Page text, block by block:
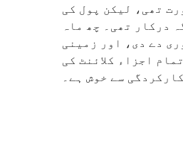
تھی، لیکن پول کی
درکار تھی۔ چھ ماہ
دے دی، اور زمینی
اجزاء کلائنٹ کی
سے خوش ہے۔